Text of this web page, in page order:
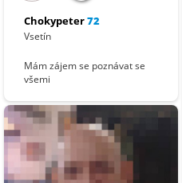
Chokypeter72
Vsetín
Mám zájem se poznávat se
všemi